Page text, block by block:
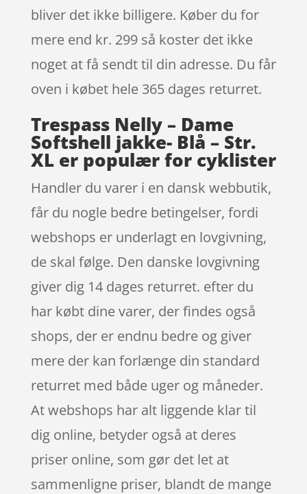
bliver det ikke billigere. Køber du for
mere end kr. 299 så koster det ikke
noget at få sendt til din adresse. Du får
oven i købet hele 365 dages returret.
Trespass Nelly – Dame
Softshell jakke- Blå – Str.
XL er populær for cyklister
Handler du varer i en dansk webbutik,
får du nogle bedre betingelser, fordi
webshops er underlagt en lovgivning,
de skal følge. Den danske lovgivning
giver dig 14 dages returret. efter du
har købt dine varer, der findes også
shops, der er endnu bedre og giver
mere der kan forlænge din standard
returret med både uger og måneder.
At webshops har alt liggende klar til
dig online, betyder også at deres
priser online, som gør det let at
sammenligne priser, blandt de mange